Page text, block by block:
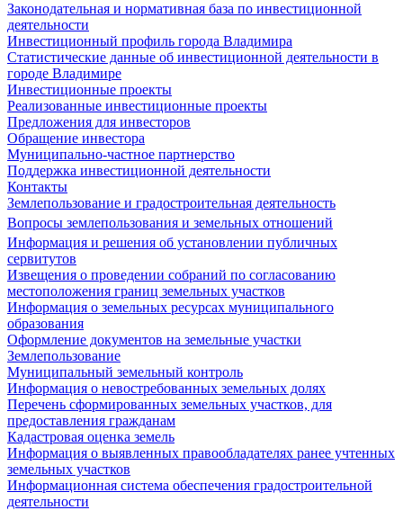
Законодательная и нормативная база по инвестиционной
деятельности
Инвестиционный профиль города Владимира
Статистические данные об инвестиционной деятельности в
городе Владимире
Инвестиционные проекты
Реализованные инвестиционные проекты
Предложения для инвесторов
Обращение инвестора
Муниципально-частное партнерство
Поддержка инвестиционной деятельности
Контакты
Землепользование и градостроительная деятельность
Вопросы землепользования и земельных отношений
Информация и решения об установлении публичных
сервитутов
Извещения о проведении собраний по согласованию
местоположения границ земельных участков
Информация о земельных ресурсах муниципального
образования
Оформление документов на земельные участки
Землепользование
Муниципальный земельный контроль
Информация о невостребованных земельных долях
Перечень сформированных земельных участков, для
предоставления гражданам
Кадастровая оценка земель
Информация о выявленных правообладателях ранее учтенных
земельных участков
Информационная система обеспечения градостроительной
деятельности